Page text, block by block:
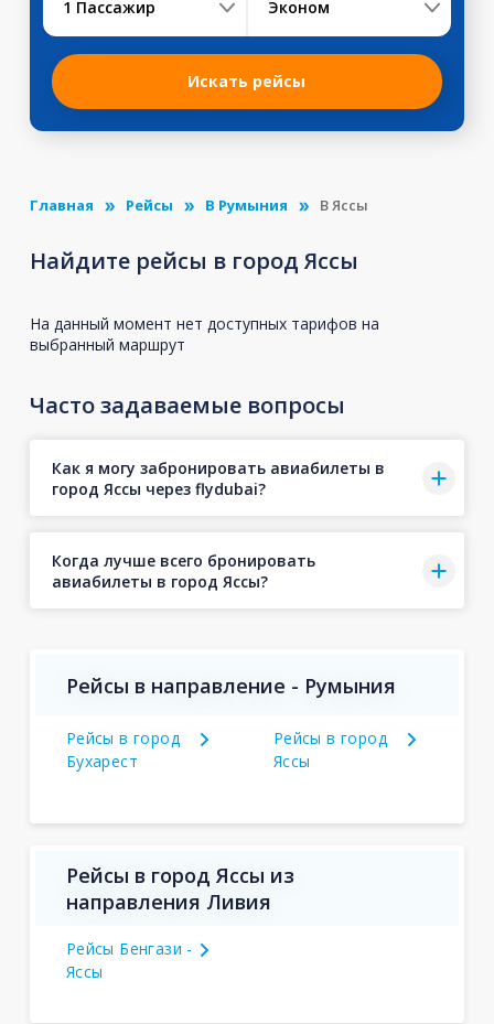
1 Пассажир Эконом
Искать рейсы
Главная Рейсы В Румыния В Яссы
Найдите рейсы в город Яссы
На данный момент нет доступных тарифов на
выбранный маршрут
Часто задаваемые вопросы
Как я могу забронировать авиабилеты в
город Яссы через flydubai?
Когда лучше всего бронировать
авиабилеты в город Яссы?
Рейсы в направление - Румыния
Рейсы в город
Бухарест
Рейсы в город
Яссы
Рейсы в город Яссы из
направления Ливия
Рейсы Бенгази -
Яссы